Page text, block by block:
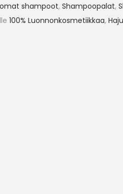
shampoot, Shampoopalat,
100% Luonnonkosmetiikkaa,